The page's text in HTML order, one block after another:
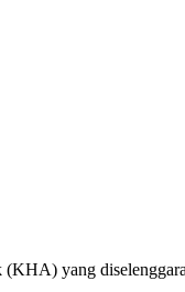
yang